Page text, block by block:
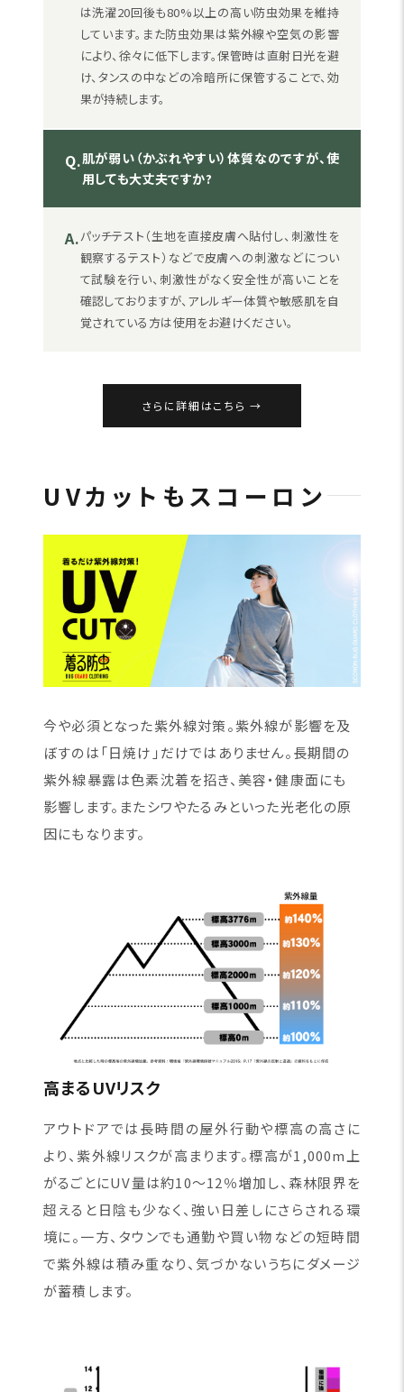
は洗濯20回後も80%以上の高い防虫効果を維持
しています。また防虫効果は紫外線や空気の影響
により、徐々に低下します。保管時は直射日光を避
け、タンスの中などの冷暗所に保管することで、効
果が持続します。
Q.肌が弱い（かぶれやすい）体質なのですが、使
用しても大丈夫ですか?
A.パッチテスト（生地を直接皮膚へ貼付し、刺激性を
観察するテスト）などで皮膚への刺激などについ
て試験を行い、刺激性がなく安全性が高いことを
確認しておりますが、アレルギー体質や敏感肌を自
覚されている方は使用をお避けください。
さらに詳細はこちら
UVカットもスコーロン
今や必須となった紫外線対策。紫外線が影響を及
ぼすのは「日焼け」だけではありません。長期間の
紫外線暴露は色素沈着を招き、美容・健康面にも
影響します。またシワやたるみといった光老化の原
因にもなります。
高まるUVリスク
アウトドアでは長時間の屋外行動や標高の高さに
より、紫外線リスクが高まります。標高が1,000m上
がるごとにUV量は約10〜12％増加し、森林限界を
超えると日陰も少なく、強い日差しにさらされる環
境に。一方、タウンでも通勤や買い物などの短時間
で紫外線は積み重なり、気づかないうちにダメージ
が蓄積します。